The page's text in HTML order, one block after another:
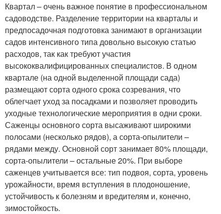
Квартал – очень важное понятие в профессиональном
садоводстве. Разделение территории на кварталы и
предпосадочная подготовка занимают в организации
садов интенсивного типа довольно высокую статью
расходов, так как требуют участия
высококвалифицированных специалистов. В одном
квартале (на одной выделенной площади сада)
размещают сорта одного срока созревания, что
облегчает уход за посадками и позволяет проводить
уходные технологические мероприятия в одни сроки.
Саженцы основного сорта высаживают широкими
полосами (несколько рядов), а сорта-опылители –
рядами между. Основной сорт занимает 80% площади,
сорта-опылители – остальные 20%. При выборе
саженцев учитывается все: тип подвоя, сорта, уровень
урожайности, время вступления в плодоношение,
устойчивость к болезням и вредителям и, конечно,
зимостойкость.